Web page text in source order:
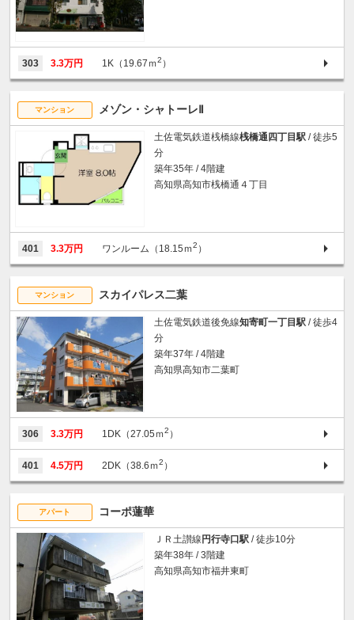
303 3.3万円 1K（19.67ｍ2 ）
マンション メゾン・シャトーレⅡ
土佐電気鉄道桟橋線桟橋通四丁目駅 / 徒歩5
分
築年35年 / 4階建
高知県高知市桟橋通４丁目
401 3.3万円 ワンルーム（18.15ｍ2 ）
マンション スカイパレス二葉
土佐電気鉄道後免線知寄町一丁目駅 / 徒歩4
分
築年37年 / 4階建
高知県高知市二葉町
306 3.3万円 1DK（27.05ｍ2 ）
401 4.5万円 2DK（38.6ｍ2 ）
アパート コーポ蓮華
ＪＲ土讃線円行寺口駅 / 徒歩10分
築年38年 / 3階建
高知県高知市福井東町